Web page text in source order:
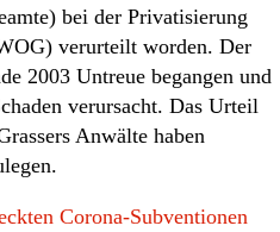
bei der Privatisierung
verurteilt worden. Der
2003 Untreue begangen und
verursacht. Das Urteil
Anwälte haben
Corona-Subventionen